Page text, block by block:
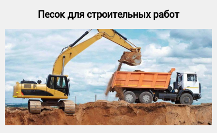
Песок для строительных работ